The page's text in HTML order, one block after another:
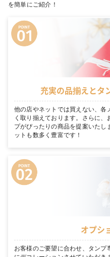
を簡単にご紹介！
充実の品揃えとタ
他の店やネットでは買えない、各
く取り揃えております。さらに
プがぴったりの商品を提案いたし
ットも数多く豊富です！
オプシ
お客様のご要望に合わせ、タン